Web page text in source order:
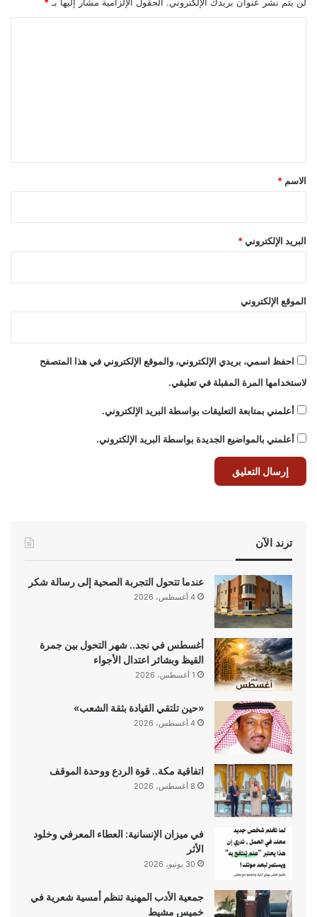
*
الاسم *
البريد الإلكتروني*
الموقع الإلكتروني
احفظ اسمي، بريدي الإلكتروني، والموقع الإلكتروني في هذا المتصفح
لاستخدامها المرة المقبلة في تعليقي.
أعلمني بمتابعة التعليقات بواسطة البريد الإلكتروني.
أعلمني بالمواضيع الجديدة بواسطة البريد الإلكتروني.
ترند الآن
عندما تتحول التجربة الصحية إلى رسالة شكر
4 أغسطس، 2026
أغسطس في نجد.. شهر التحول بين جمرة
القيظ وبشائر اعتدال الأجواء
1 أغسطس، 2026
«حين تلتقي القيادة بثقة الشعب»
4 أغسطس، 2026
اتفاقية مكة.. قوة الردع ووحدة الموقف
8 أغسطس، 2026
في ميزان الإنسانية: العطاء المعرفي وخلود
الأثر
30 يونيو، 2026
جمعية الأدب المهنية تنظم أمسية شعرية في
خميس مشيط